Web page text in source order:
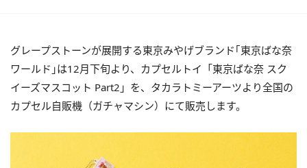
グレープストーンが展開する東京みやげブランド｢東京ばな奈
ワールド｣は12月下旬より、カプセルトイ「東京ばな奈 スク
イーズマスコット Part2」を、タカラトミーアーツより全国の
カプセル自販機（ガチャマシン）にて販売します。